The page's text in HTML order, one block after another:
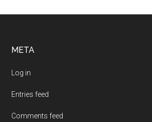
Footer
META
Log in
Entries feed
Comments feed